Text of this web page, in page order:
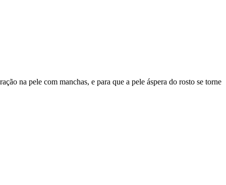
na pele com manchas, e para que a pele áspera do rosto se torne